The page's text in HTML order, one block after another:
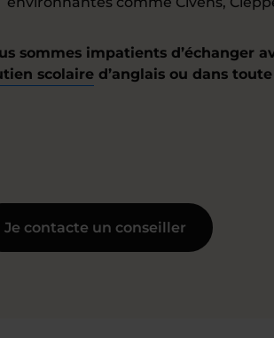
sommes impatients d’échanger
scolaire d’anglais ou dans
Je contacte un conseiller